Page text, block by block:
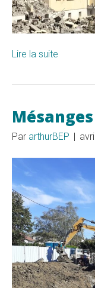
Lire la suite
Par arthurBEP |